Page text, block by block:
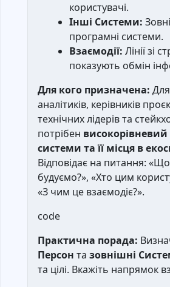
користувачі.
Інші Системи:
програмні системи.
Взаємодії: Лінії зі
показують обмін
Для кого призначена:
аналітиків, керівників
технічних лідерів та
потрібен високорівневий
системи та її місця в
Відповідає на питання:
будуємо?», «Хто цим
«З чим це взаємодіє?».
code
Практична порада:
Персон та зовнішні
та цілі. Вкажіть напрямок